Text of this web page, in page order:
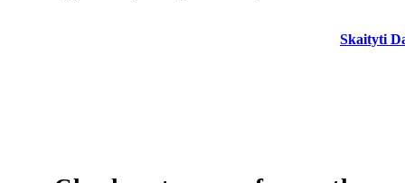
Skaityti